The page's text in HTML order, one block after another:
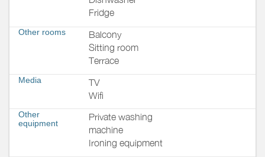
Fridge
Other rooms
Balcony
Sitting room
Terrace
Media
TV
Wifi
Other
equipment
Private washing
machine
Ironing equipment